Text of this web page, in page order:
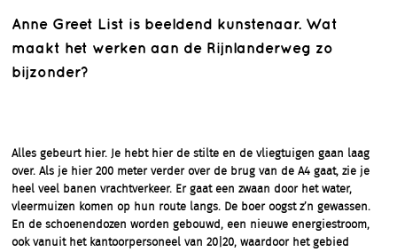
Anne Greet List is beeldend kunstenaar. Wat
maakt het werken aan de Rijnlanderweg zo
bijzonder?
Alles gebeurt hier. Je hebt hier de stilte en de vliegtuigen gaan laag
over. Als je hier 200 meter verder over de brug van de A4 gaat, zie je
heel veel banen vrachtverkeer. Er gaat een zwaan door het water,
vleermuizen komen op hun route langs. De boer oogst z’n gewassen.
En de schoenendozen worden gebouwd, een nieuwe energiestroom,
ook vanuit het kantoorpersoneel van 20|20, waardoor het gebied